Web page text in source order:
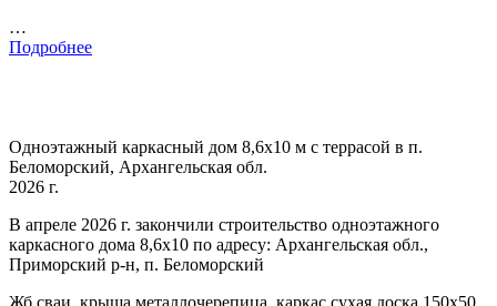
…
Подробнее
Одноэтажный каркасный дом 8,6х10 м с террасой в п.
Беломорский, Архангельская обл.
2026 г.
В апреле 2026 г. закончили строительство одноэтажного
каркасного дома 8,6х10 по адресу: Архангельская обл.,
Приморский р-н, п. Беломорский
Жб сваи, крыша металлочерепица, каркас сухая доска 150х50,